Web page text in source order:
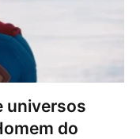
universos
do